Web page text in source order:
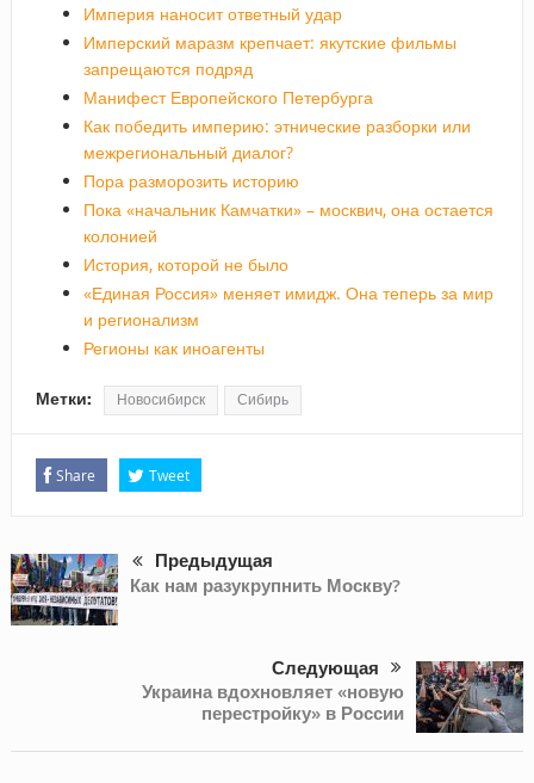
Империя наносит ответный удар
Имперский маразм крепчает: якутские фильмы
запрещаются подряд
Манифест Европейского Петербурга
Как победить империю: этнические разборки или
межрегиональный диалог?
Пора разморозить историю
Пока «начальник Камчатки» – москвич, она остается
колонией
История, которой не было
«Единая Россия» меняет имидж. Она теперь за мир
и регионализм
Регионы как иноагенты
Метки: Новосибирск Сибирь
Share Tweet
Предыдущая
Как нам разукрупнить Москву?
Следующая
Украина вдохновляет «новую
перестройку» в России